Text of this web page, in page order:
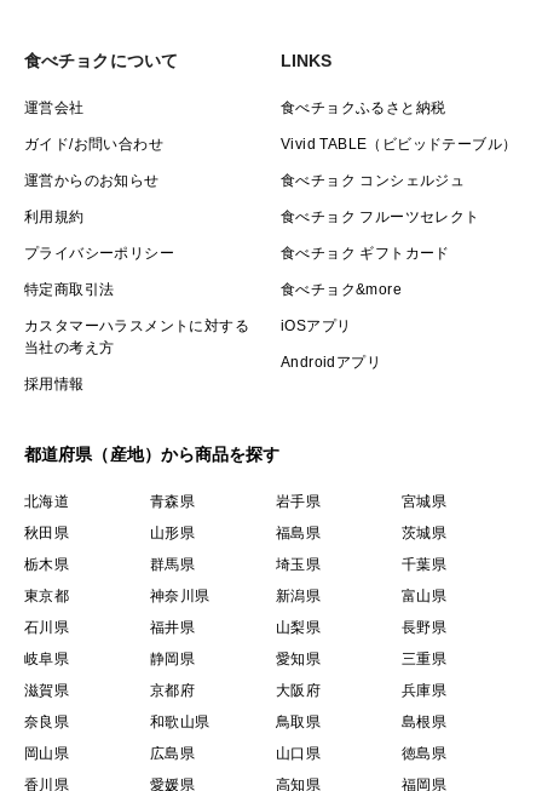
食べチョクについて
運営会社
ガイド/お問い合わせ
運営からのお知らせ
利用規約
プライバシーポリシー
特定商取引法
カスタマーハラスメントに対する
当社の考え方
採用情報
LINKS
食べチョクふるさと納税
Vivid TABLE（ビビッドテーブル）
食べチョク コンシェルジュ
食べチョク フルーツセレクト
食べチョク ギフトカード
食べチョク&more
iOSアプリ
Androidアプリ
都道府県（産地）から商品を探す
北海道 青森県 岩手県
宮城県
秋田県
山形県 福島県
茨城県
栃木県
群馬県 埼玉県
千葉県
東京都
神奈川県 新潟県
富山県
石川県
福井県 山梨県
長野県
岐阜県
静岡県 愛知県
三重県
滋賀県
京都府 大阪府
兵庫県
奈良県
和歌山県 鳥取県
島根県
岡山県
広島県 山口県
徳島県
香川県
愛媛県 高知県 福岡県